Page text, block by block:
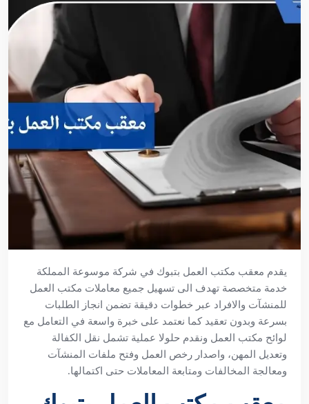
يقدم معقب مكتب العمل بتبوك في شركة موسوعة المملكة
خدمة متخصصة تهدف الى تسهيل جميع معاملات مكتب العمل
للمنشآت والافراد عبر خطوات دقيقة تضمن انجاز الطلبات
بسرعة وبدون تعقيد كما نعتمد على خبرة واسعة في التعامل مع
لوائح مكتب العمل ونقدم حلولا عملية تشمل نقل الكفالة
وتعديل المهن، واصدار رخص العمل وفتح ملفات المنشآت
ومعالجة المخالفات ومتابعة المعاملات حتى اكتمالها.